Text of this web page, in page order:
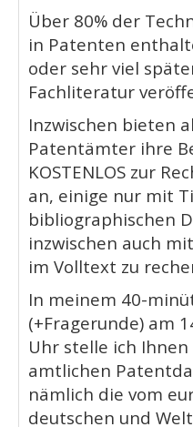
Über 80% der
in Patenten
oder sehr viel
Fachliteratur
Inzwischen bieten
Patentämter ihre
KOSTENLOS zur
an, einige nur mit
bibliographischen
inzwischen auch
im Volltext zu
In meinem 40-
(+Fragerunde) am
Uhr stelle ich
amtlichen
nämlich die vom
deutschen und